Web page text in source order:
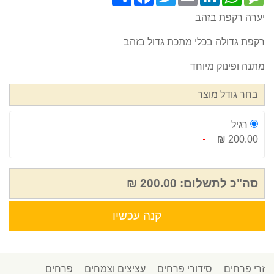
יערה רקפת בזהב
רקפת גדולה בכלי מתכת גדול בזהב
מתנה ופינוק מיוחד
בחר גודל מוצר
רגיל
200.00 ₪
סה"כ לתשלום: 200.00 ₪
קנה עכשיו
זרי פרחים סידורי פרחים עציצים וצמחים פרחים